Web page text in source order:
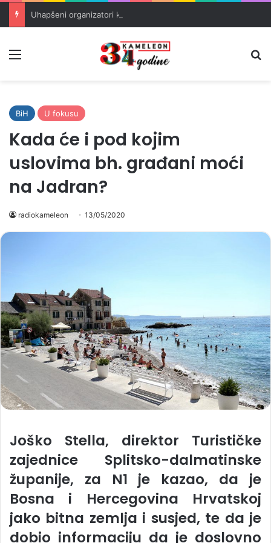
BiH U fokusu
Kada će i pod kojim
uslovima bh. građani moći
na Jadran?
radiokameleon 13/05/2020
Joško Stella, direktor Turističke
zajednice Splitsko-dalmatinske
županije, za N1 je kazao, da je
Bosna i Hercegovina Hrvatskoj
jako bitna zemlja i susjed, te da je
dobio informaciju da je doslovno